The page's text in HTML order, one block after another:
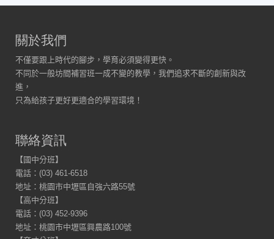
關於我們
不僅要跟上時代的腳步，學育必須變得更快。
不同於一般坊間補習班一成不變的教學，我們追求不斷的創新與改
進，
只為給孩子更好更適合的學習環境！
聯絡資訊
【國中分班】
電話：(03) 461-6518
地址：桃園市中壢區自強六路55號
【高中分班】
電話：(03) 452-9396
地址：桃園市中壢區興農路100號